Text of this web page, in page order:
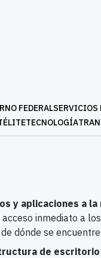
FEDERALSERVICIOS
TECNOLOGÍA
y aplicaciones a la
inmediato a
dónde se
de